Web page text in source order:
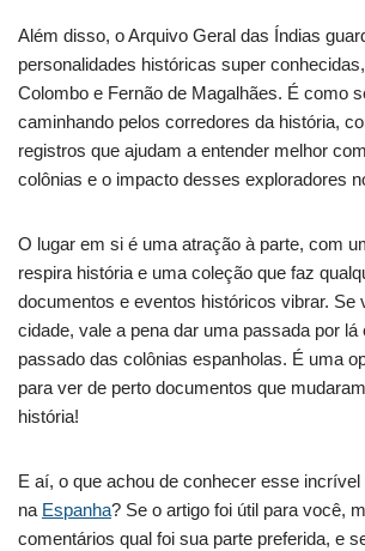
Além disso, o Arquivo Geral das Índias
personalidades históricas super
Colombo e Fernão de Magalhães. É como
caminhando pelos corredores da história,
registros que ajudam a entender melhor
colônias e o impacto desses exploradores
O lugar em si é uma atração à parte, com
respira história e uma coleção que faz
documentos e eventos históricos vibrar. Se
cidade, vale a pena dar uma passada por lá
passado das colônias espanholas. É uma
para ver de perto documentos que
história!
E aí, o que achou de conhecer esse
na Espanha? Se o artigo foi útil para você,
comentários qual foi sua parte preferida, e